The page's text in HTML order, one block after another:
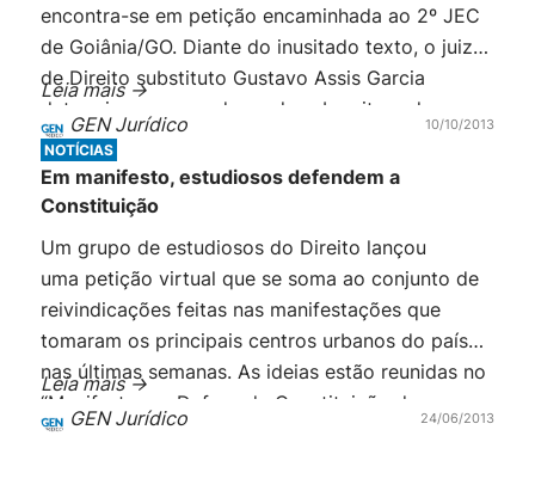
encontra-se em petição encaminhada ao 2º JEC
de Goiânia/GO. Diante do inusitado texto, o juiz
de Direito substituto Gustavo Assis Garcia
determinou que a advogada subscritora da peça
explicasse, em 48 horas, a quem ela se refere e o
que […]
Leia mais ->
GEN Jurídico
10/10/2013
NOTÍCIAS
Em manifesto, estudiosos defendem a
Constituição
Um grupo de estudiosos do Direito lançou
uma petição virtual que se soma ao conjunto de
reivindicações feitas nas manifestações que
tomaram os principais centros urbanos do país
nas últimas semanas. As ideias estão reunidas no
“Manifesto em Defesa da Constituição da
República e do Estado Democrático de Direito”.
Leia mais ->
GEN Jurídico
24/06/2013